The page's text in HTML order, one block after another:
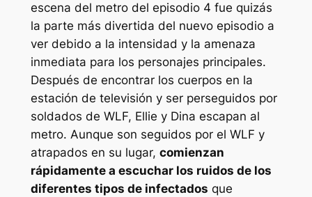
escena del metro del episodio 4 fue quizás
la parte más divertida del nuevo episodio a
ver debido a la intensidad y la amenaza
inmediata para los personajes principales.
Después de encontrar los cuerpos en la
estación de televisión y ser perseguidos por
soldados de WLF, Ellie y Dina escapan al
metro. Aunque son seguidos por el WLF y
atrapados en su lugar, comienzan
rápidamente a escuchar los ruidos de los
diferentes tipos de infectados que